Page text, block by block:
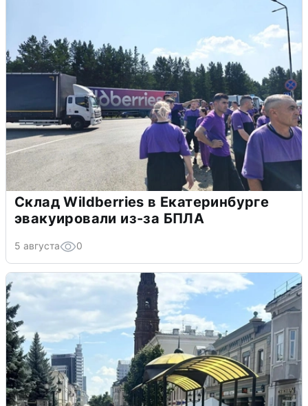
Склад Wildberries в Екатеринбурге
эвакуировали из-за БПЛА
5 августа 0